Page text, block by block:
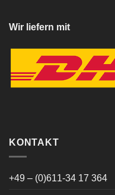
Wir liefern mit
KONTAKT
+49 – (0)611-34 17 364